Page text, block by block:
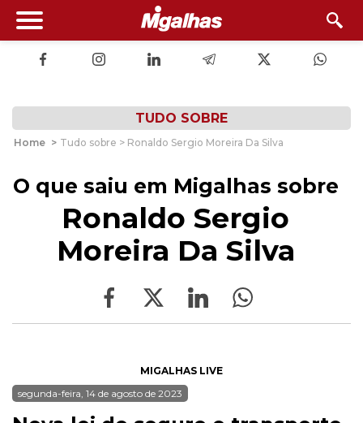
TUDO SOBRE
Home > Tudo sobre > Ronaldo Sergio Moreira Da Silva
O que saiu em Migalhas sobre
Ronaldo Sergio
Moreira Da Silva
MIGALHAS LIVE
segunda-feira, 14 de agosto de 2023